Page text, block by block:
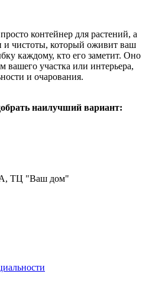
контейнер для растений, а
и чистоты, который оживит ваш
каждому, кто его заметит. Оно
участка или интерьера,
и очарования.
наилучший вариант:
ТЦ "Ваш дом"